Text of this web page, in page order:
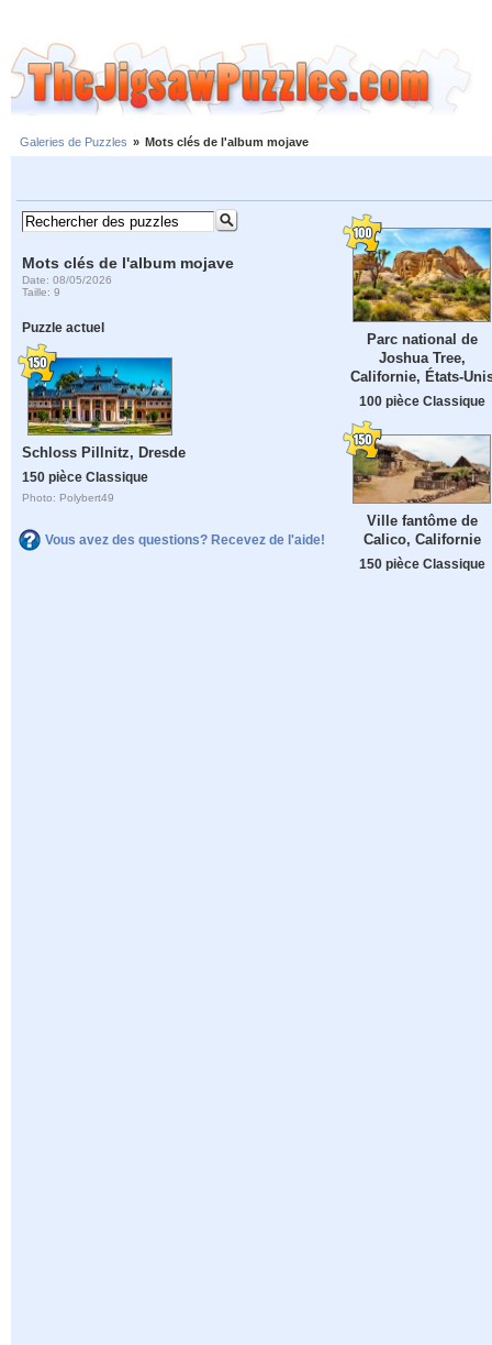
Galeries de Puzzles » Mots clés de l'album mojave
Mots clés de l'album mojave
Date: 08/05/2026
Taille: 9
Puzzle actuel
Schloss Pillnitz, Dresde
150 pièce Classique
Photo: Polybert49
Vous avez des questions? Recevez de l'aide!
Parc national de
Joshua Tree,
Californie, États-
100 pièce Classique
Ville fantôme de
Calico, Californie
150 pièce Classique